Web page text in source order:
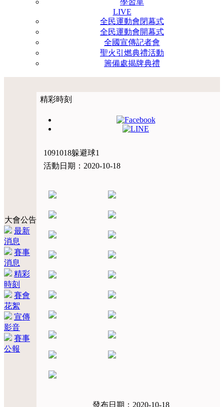
學習單
LIVE
全民運動會閉幕式
全民運動會開幕式
全國宣傳記者會
聖火引燃典禮活動
籌備處揭牌典禮
大會公告
最新
消息
賽事
消息
精彩
時刻
賽會
花絮
宣傳
影音
賽事
公報
精彩時刻
1091018躲避球1
活動日期：2020-10-18
發布日期：2020-10-18